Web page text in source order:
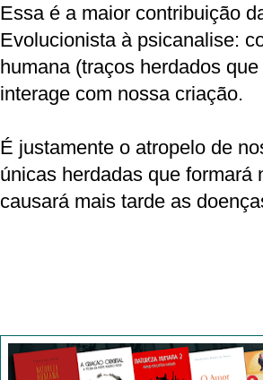
Essa é a maior contribuição
Evolucionista à psicanalise:
humana (traços herdados
interage com nossa criação.
É justamente o atropelo de
únicas herdadas que formará
causará mais tarde as